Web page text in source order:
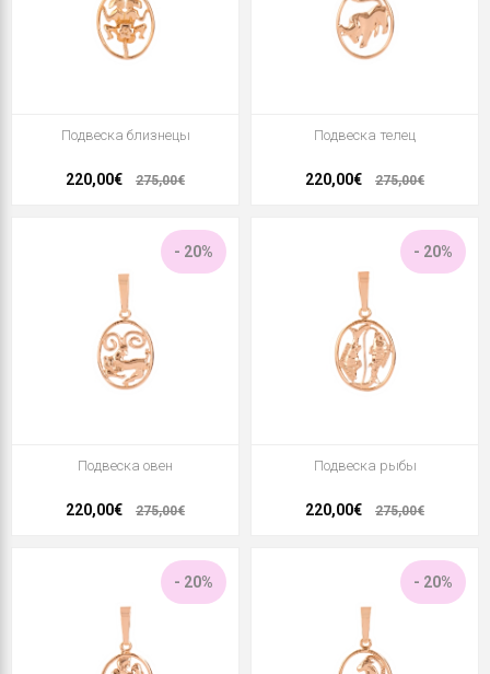
Подвеска близнецы
220,00€ 275,00€
Подвеска телец
220,00€ 275,00€
- 20%
Подвеска овен
220,00€ 275,00€
- 20%
Подвеска рыбы
220,00€ 275,00€
- 20% - 20%